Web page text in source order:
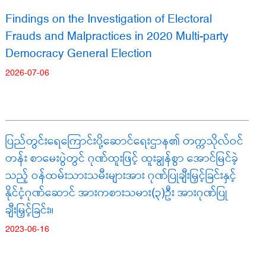
Findings on the Investigation of Electoral
Frauds and Malpractices in 2020 Multi-party
Democracy General Election
2026-07-06
ပြည်တွင်းရေကြောင်းပို့ဆောင်ရေးဌာန၏ တက္ကသိုလ်ဝင်
တန်း စာမေးပွဲတွင် ဂုဏ်ထူးဖြင့် ထူးချွန်စွာ အောင်မြင်ခဲ့
သည့် ဝန်ထမ်းသားသမီးများအား ဂုဏ်ပြုချီးမြှင့်ခြင်းနှင့်
နိုင်ငံ့ဂုဏ်ဆောင် အားကစားသမား(၃)ဦး အားဂုဏ်ပြု
ချီးမြှင့်ခြင်း။
2023-06-16